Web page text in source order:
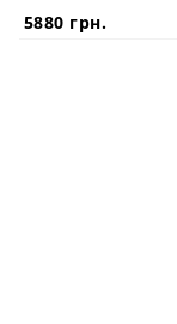
5880 грн.